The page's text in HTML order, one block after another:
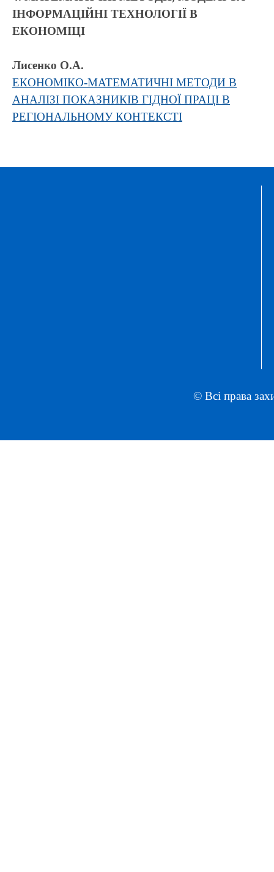
ІНФОРМАЦІЙНІ ТЕХНОЛОГІЇ В
ЕКОНОМІЦІ
Лисенко О.А.
ЕКОНОМІКО-МАТЕМАТИЧНІ МЕТОДИ В
АНАЛІЗІ ПОКАЗНИКІВ ГІДНОЇ ПРАЦІ В
РЕГІОНАЛЬНОМУ КОНТЕКСТІ
© Всі права